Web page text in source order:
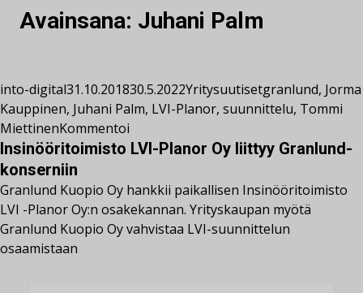
Avainsana: Juhani Palm
into-digital31.10.201830.5.2022Yritysuutisetgranlund, Jorma
Kauppinen, Juhani Palm, LVI-Planor, suunnittelu, Tommi
MiettinenKommentoi
Insinööritoimisto LVI-Planor Oy liittyy Granlund-
konserniin
Granlund Kuopio Oy hankkii paikallisen Insinööritoimisto
LVI -Planor Oy:n osakekannan. Yrityskaupan myötä
Granlund Kuopio Oy vahvistaa LVI-suunnittelun
osaamistaan